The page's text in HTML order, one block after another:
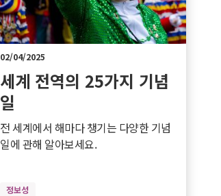
02/04/2025
세계 전역의 25가지 기념
일
전 세계에서 해마다 챙기는 다양한 기념
일에 관해 알아보세요.
정보성